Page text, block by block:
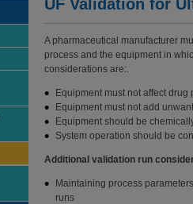
UF Validation for
A pharmaceutical manufacturer
process and the equipment in
considerations are:.
Equipment must not affect drug
Equipment must not add
Equipment should be
System operation should be
Additional validation run
Maintaining process
runs